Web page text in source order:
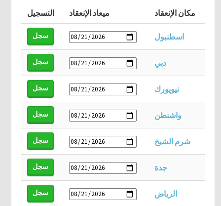
مكان الإنعقاد ميعاد الإنعقاد التسجيل
اسطنبول سجل
دبي سجل
نيويورك سجل
واشنطن سجل
شرم الشيخ سجل
جدة سجل
الرياض سجل